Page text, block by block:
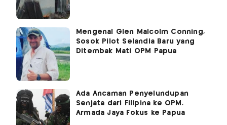
Mengenal Glen Malcolm Conning,
Sosok Pilot Selandia Baru yang
Ditembak Mati OPM Papua
Ada Ancaman Penyelundupan
Senjata dari Filipina ke OPM,
Armada Jaya Fokus ke Papua